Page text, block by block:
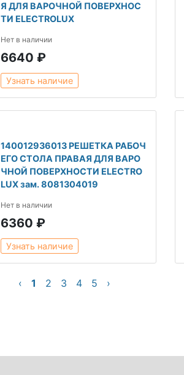
Я ДЛЯ ВАРОЧНОЙ ПОВЕРХНОС
ТИ ELECTROLUX
Нет в наличии
6640 ₽
Узнать наличие
140012936013 РЕШЕТКА РАБОЧ
ЕГО СТОЛА ПРАВАЯ ДЛЯ ВАРО
ЧНОЙ ПОВЕРХНОСТИ ELECTRO
LUX зам. 8081304019
Нет в наличии
6360 ₽
Узнать наличие
‹ 1 2 3 4 5 ›